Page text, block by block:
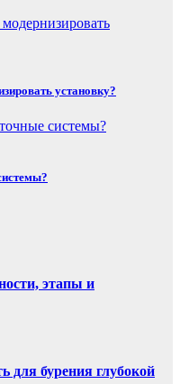
установку?
этапы и
для бурения глубокой